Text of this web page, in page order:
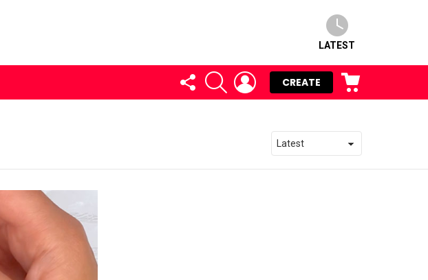
LATEST
FOLLOW
US
SEARCH LOGIN
CREATE